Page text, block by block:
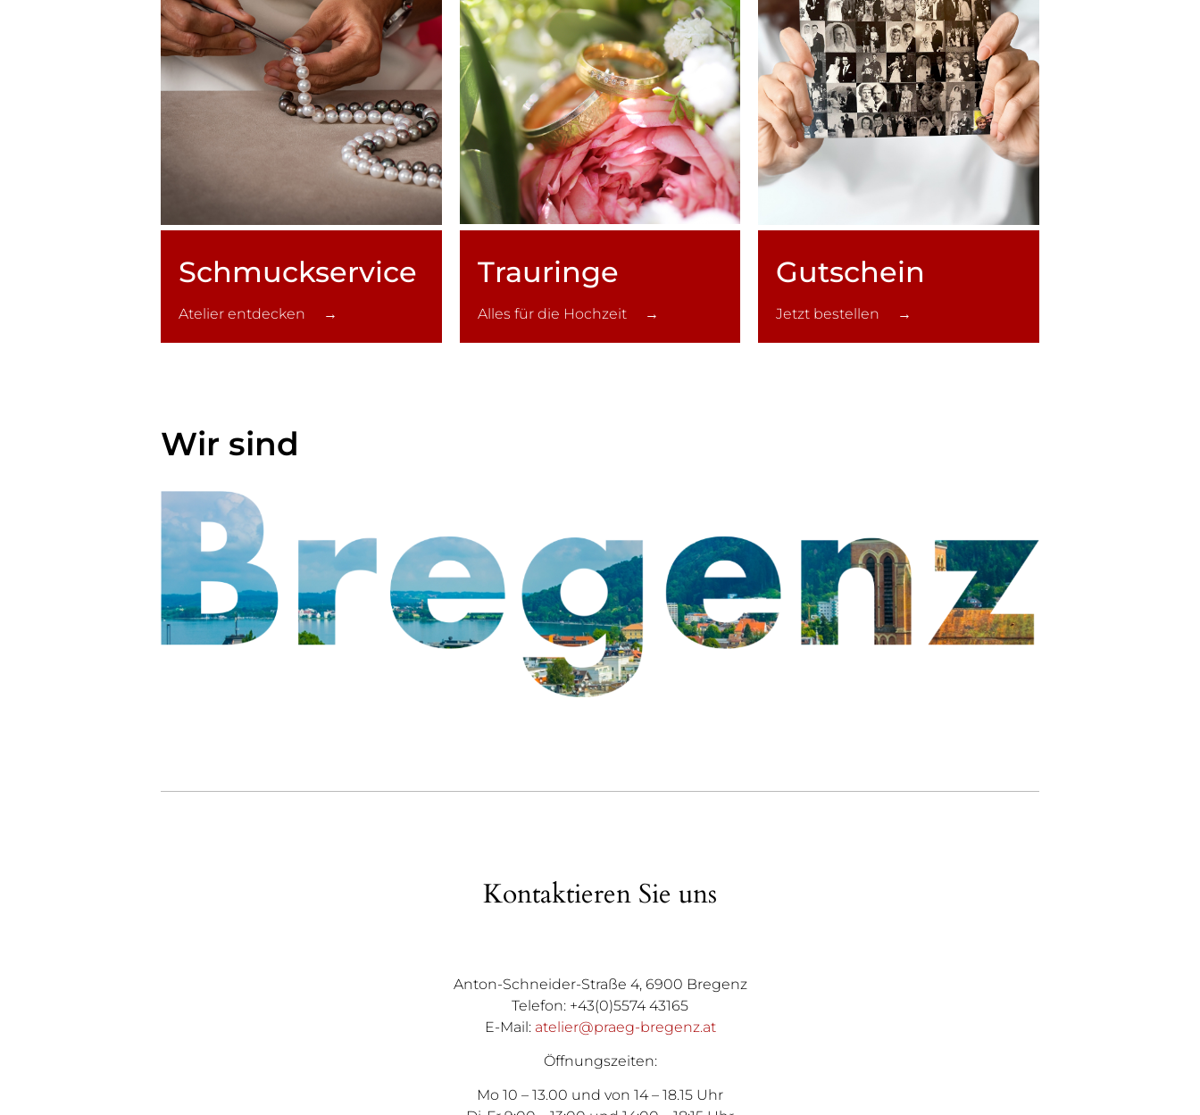
Schmuck­service
Atelier entdecken →
Trauringe
Alles für die Hochzeit →
Gutschein
Jetzt bestellen →
Wir sind
Kontaktieren Sie uns
Anton-Schneider-Straße 4, 6900 Bregenz
Telefon: +43(0)5574 43165
E-Mail: atelier@praeg-bregenz.at
Öffnungszeiten:
Mo 10 – 13.00 und von 14 – 18.15 Uhr